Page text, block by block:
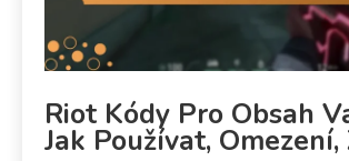
Riot Kódy Pro Obsah
Jak Používat,